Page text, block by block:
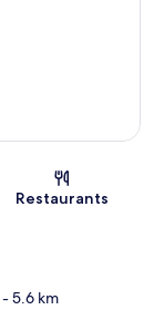
Restaurants
- 5.6 km